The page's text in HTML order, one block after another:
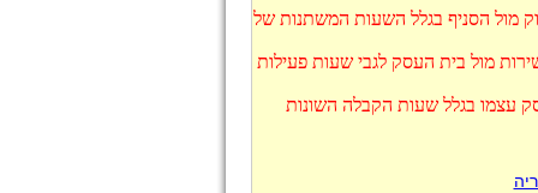
מול הסניף בגלל השעות המשתנות של
מול בית העסק לגבי שעות פעילות
עצמו בגלל שעות הקבלה השונות